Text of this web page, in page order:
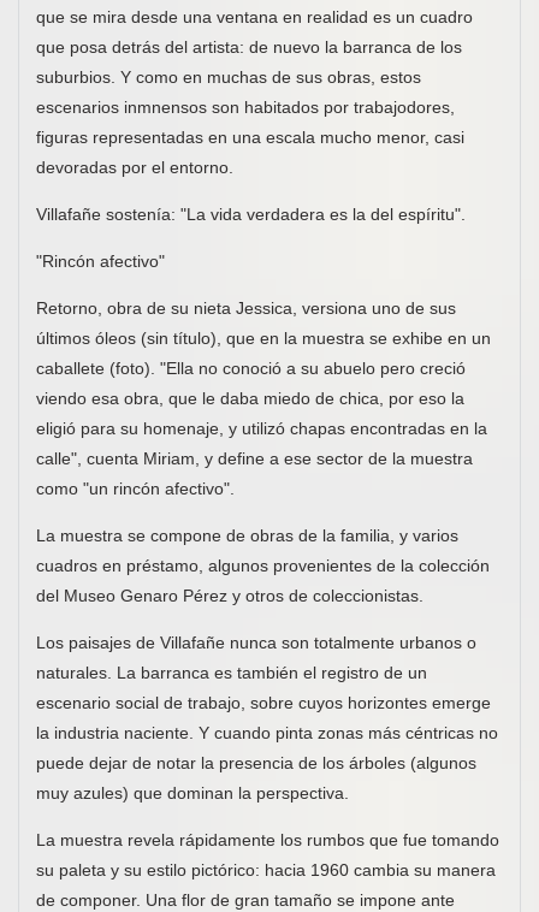
que se mira desde una ventana en realidad es un cuadro
que posa detrás del artista: de nuevo la barranca de los
suburbios. Y como en muchas de sus obras, estos
escenarios inmnensos son habitados por trabajodores,
figuras representadas en una escala mucho menor, casi
devoradas por el entorno.
Villafañe sostenía: "La vida verdadera es la del espíritu".
"Rincón afectivo"
Retorno, obra de su nieta Jessica, versiona uno de sus
últimos óleos (sin título), que en la muestra se exhibe en un
caballete (foto). "Ella no conoció a su abuelo pero creció
viendo esa obra, que le daba miedo de chica, por eso la
eligió para su homenaje, y utilizó chapas encontradas en la
calle", cuenta Miriam, y define a ese sector de la muestra
como "un rincón afectivo".
La muestra se compone de obras de la familia, y varios
cuadros en préstamo, algunos provenientes de la colección
del Museo Genaro Pérez y otros de coleccionistas.
Los paisajes de Villafañe nunca son totalmente urbanos o
naturales. La barranca es también el registro de un
escenario social de trabajo, sobre cuyos horizontes emerge
la industria naciente. Y cuando pinta zonas más céntricas no
puede dejar de notar la presencia de los árboles (algunos
muy azules) que dominan la perspectiva.
La muestra revela rápidamente los rumbos que fue tomando
su paleta y su estilo pictórico: hacia 1960 cambia su manera
de componer. Una flor de gran tamaño se impone ante